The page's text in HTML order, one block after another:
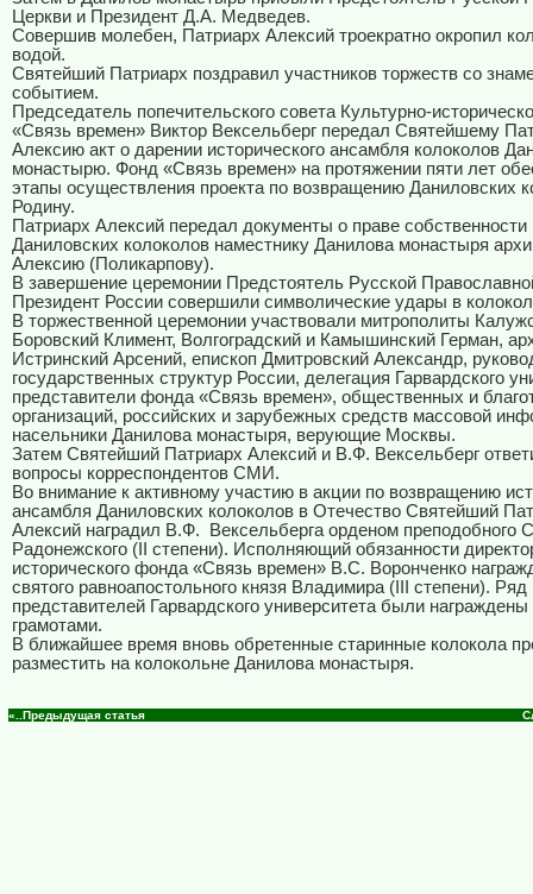
Церкви и Президент Д.А. Медведев.
Совершив молебен, Патриарх Алексий троекратно окропил
водой.
Святейший Патриарх поздравил участников торжеств со
событием.
Председатель попечительского совета Культурно-
«Связь времен» Виктор Вексельберг передал Святейшему
Алексию акт о дарении исторического ансамбля колоколов
монастырю. Фонд «Связь времен» на протяжении пяти лет
этапы осуществления проекта по возвращению Даниловских
Родину.
Патриарх Алексий передал документы о праве
Даниловских колоколов наместнику Данилова монастыря
Алексию (Поликарпову).
В завершение церемонии Предстоятель Русской
Президент России совершили символические удары в
В торжественной церемонии участвовали митрополиты
Боровский Климент, Волгоградский и Камышинский Герман,
Истринский Арсений, епископ Дмитровский Александр,
государственных структур России, делегация Гарвардского
представители фонда «Связь времен», общественных и
организаций, российских и зарубежных средств массовой
насельники Данилова монастыря, верующие Москвы.
Затем Святейший Патриарх Алексий и В.Ф. Вексельберг
вопросы корреспондентов СМИ.
Во внимание к активному участию в акции по возвращению
ансамбля Даниловских колоколов в Отечество Святейший
Алексий наградил В.Ф.
Вексельберга орденом преподобного
Радонежского (
степени). Исполняющий обязанности
исторического фонда «Связь времен» В.С. Воронченко
святого равноапостольного князя Владимира (
степени). Ряд
представителей Гарвардского университета были
грамотами.
В ближайшее время вновь обретенные старинные колокола
разместить на колокольне Данилова монастыря.
«..Предыдущая статья